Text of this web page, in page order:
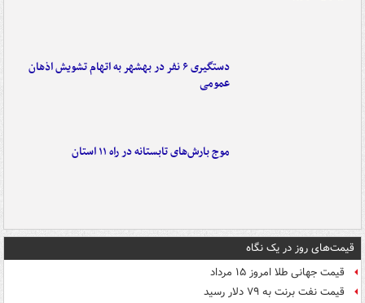
دستگیری ۶ نفر در بهشهر به اتهام تشویش اذهان
عمومی
موج بارش‌های تابستانه در راه ۱۱ استان
قیمت‌های روز در یک نگاه
قیمت جهانی طلا امروز ۱۵ مرداد
قیمت نفت برنت به ۷۹ دلار رسید